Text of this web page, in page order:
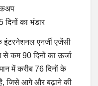
का भंडार
इंटरनेशनल एनर्जी एजेंसी
कम 90 दिनों का ऊर्जा
में करीब 76 दिनों के
है, जिसे आगे और बढ़ाने की